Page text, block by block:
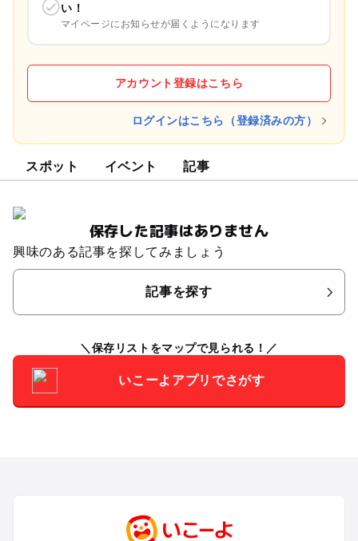
い！
マイページにお知らせが届くようになります
アカウント登録はこちら
ログインはこちら（登録済みの方）
スポット イベント 記事
保存した記事はありません
興味のある記事を探してみましょう
記事を探す
保存リストをマップで見られる！
いこーよアプリでさがす